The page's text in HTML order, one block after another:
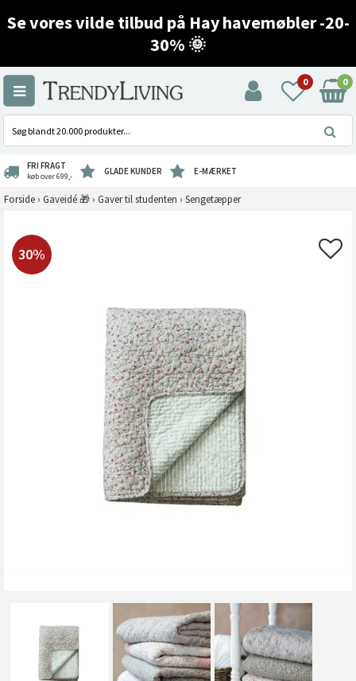
Se vores vilde tilbud på Hay havemøbler -20-
30% 🌞
0 0
FRI FRAGT
køb over 699,- GLADE KUNDER E-MÆRKET
Forside › Gaveidé 🎁 › Gaver til studenten › Sengetæpper
30%